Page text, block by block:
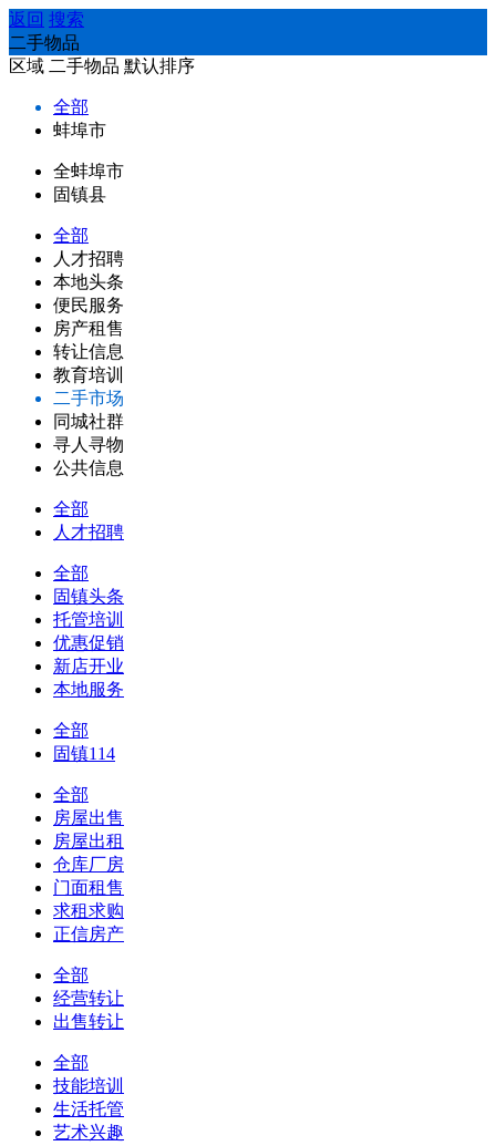
返回 搜索
二手物品
区域 二手物品 默认排序
全部
蚌埠市
全蚌埠市
固镇县
全部
人才招聘
本地头条
便民服务
房产租售
转让信息
教育培训
二手市场
同城社群
寻人寻物
公共信息
全部
人才招聘
全部
固镇头条
托管培训
优惠促销
新店开业
本地服务
全部
固镇114
全部
房屋出售
房屋出租
仓库厂房
门面租售
求租求购
正信房产
全部
经营转让
出售转让
全部
技能培训
生活托管
艺术兴趣